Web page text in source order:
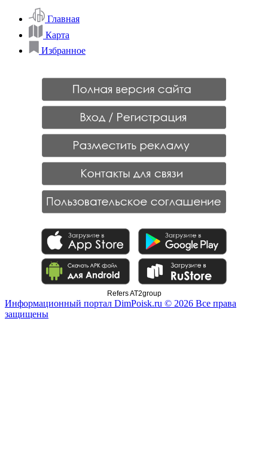
Главная
Карта
Избранное
Refers AT2group
Информационный портал DimPoisk.ru © 2026 Все права
защищены